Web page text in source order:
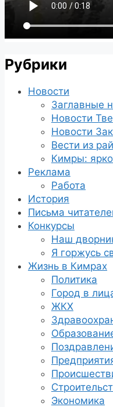
Рубрики
Новости
Заглавные
Новости
Новости
Вести из
Кимры:
Реклама
Работа
История
Письма
Конкурсы
Наш
Я горжусь
Жизнь в Кимрах
Политика
Город в
ЖКХ
Экономика